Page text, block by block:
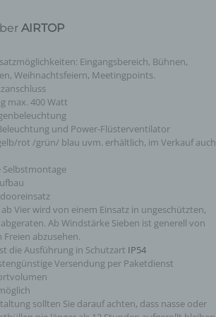
AIRTOP
Eingangsbereich, Bühnen,
Weihnachtsfeiern, Meetingpoints.
max. 400 Watt
und Power-Flüsterventilator
rot /grün/ blau uvm. erhältlich, im Verkauf auch
Vier wird von einem Einsatz in ungeschützten,
Ab Windstärke Sieben ist generell von
abzusehen.
die Ausführung in Schutzart IP54
Versendung per Paketdienst
sollten Sie darauf achten, dass nasse oder
Weise,
dass